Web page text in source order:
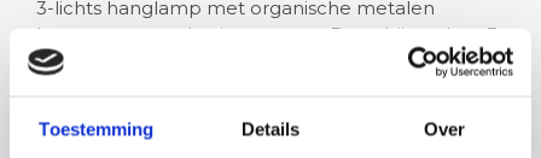
Toestemming Details Over
3-lichts hanglamp met organische metalen
kappen – zwart, bruin en groen Deze bijzondere 3-
lichts hanglamp combineert kunstz…
Lees meer